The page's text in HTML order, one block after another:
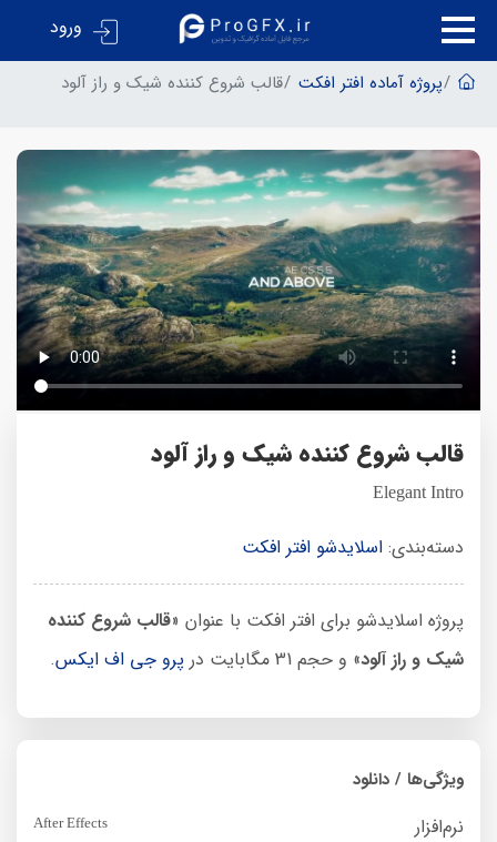
ورود
پروژه آماده افتر افکت قالب شروع کننده شیک و راز آلود
قالب شروع کننده شیک و راز آلود
Elegant Intro
دسته‌بندی: اسلایدشو افتر افکت
پروژه اسلایدشو برای افتر افکت با عنوان «قالب شروع کننده
شیک و راز آلود» و حجم 31 مگابایت در پرو جی اف ایکس.
ویژگی‌ها / دانلود
نرم‌افزار After Effects